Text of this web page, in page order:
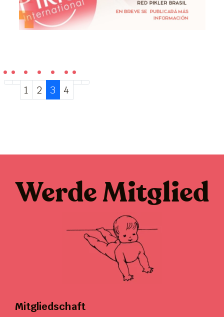
1 2 3 4
Werde Mitglied
Mitgliedschaft